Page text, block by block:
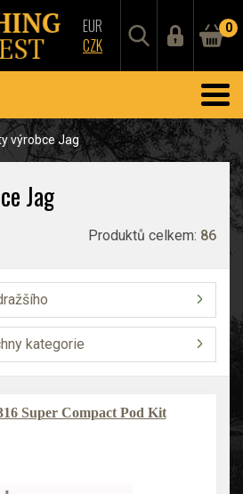
EUR
CZK
0
výrobce Jag
Jag
Produktů celkem: 86
kategorie
Super Compact Pod Kit